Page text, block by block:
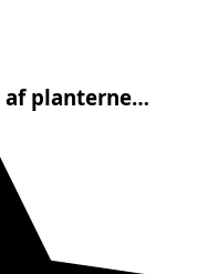
planterne…